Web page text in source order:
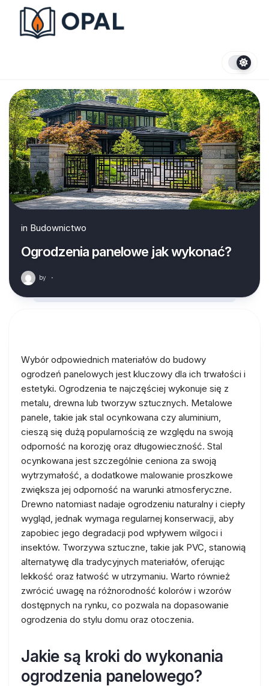
content
in Budownictwo
Ogrodzenia panelowe jak wykonać?
by ·
Wybór odpowiednich materiałów do budowy
ogrodzeń panelowych jest kluczowy dla ich trwałości i
estetyki. Ogrodzenia te najczęściej wykonuje się z
metalu, drewna lub tworzyw sztucznych. Metalowe
panele, takie jak stal ocynkowana czy aluminium,
cieszą się dużą popularnością ze względu na swoją
odporność na korozję oraz długowieczność. Stal
ocynkowana jest szczególnie ceniona za swoją
wytrzymałość, a dodatkowe malowanie proszkowe
zwiększa jej odporność na warunki atmosferyczne.
Drewno natomiast nadaje ogrodzeniu naturalny i ciepły
wygląd, jednak wymaga regularnej konserwacji, aby
zapobiec jego degradacji pod wpływem wilgoci i
insektów. Tworzywa sztuczne, takie jak PVC, stanowią
alternatywę dla tradycyjnych materiałów, oferując
lekkość oraz łatwość w utrzymaniu. Warto również
zwrócić uwagę na różnorodność kolorów i wzorów
dostępnych na rynku, co pozwala na dopasowanie
ogrodzenia do stylu domu oraz otoczenia.
Jakie są kroki do wykonania
ogrodzenia panelowego?